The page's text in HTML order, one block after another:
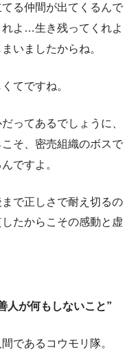
る仲間が出てくるんで
よ…生き残ってくれよ
いましたからね。
てですね。
ってあるでしょうに、
そ、密売組織のボスで
ですよ。
で正しさで耐え切るの
たからこその感動と虚
人が何もしないこと”
であるコウモリ隊。